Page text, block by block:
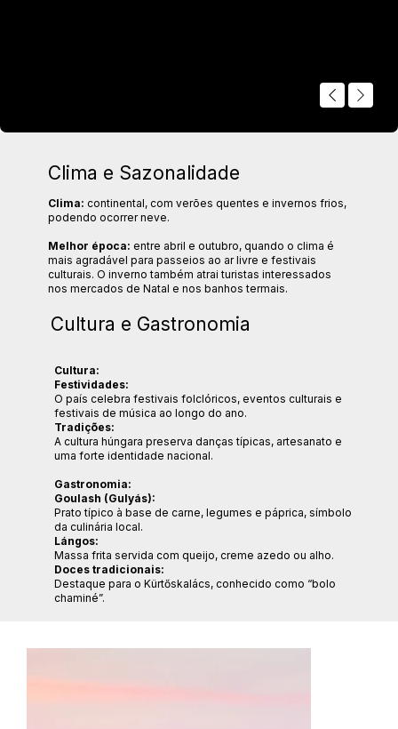
Clima e Sazonalidade
Clima: continental, com verões quentes e invernos frios,
podendo ocorrer neve.
Melhor época: entre abril e outubro, quando o clima é
mais agradável para passeios ao ar livre e festivais
culturais. O inverno também atrai turistas interessados
nos mercados de Natal e nos banhos termais.
Cultura e Gastronomia
Cultura:
Festividades:
O país celebra festivais folclóricos, eventos culturais e
festivais de música ao longo do ano.
Tradições:
A cultura húngara preserva danças típicas, artesanato e
uma forte identidade nacional.
Gastronomia:
Goulash (Gulyás):
Prato típico à base de carne, legumes e páprica, símbolo
da culinária local.
Lángos:
Massa frita servida com queijo, creme azedo ou alho.
Doces tradicionais:
Destaque para o Kürtőskalács, conhecido como “bolo
chaminé”.